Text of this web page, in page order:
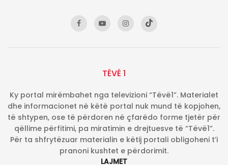
TËVË 1
Ky portal mirëmbahet nga televizioni “Tëvë1”. Materialet
dhe informacionet në këtë portal nuk mund të kopjohen,
të shtypen, ose të përdoren në çfarëdo forme tjetër për
qëllime përfitimi, pa miratimin e drejtuesve të “Tëvë1”.
Për ta shfrytëzuar materialin e këtij portali obligoheni t’i
pranoni kushtet e përdorimit.
LAJMET